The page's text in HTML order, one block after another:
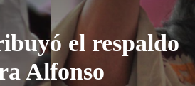
el respaldo
Alfonso